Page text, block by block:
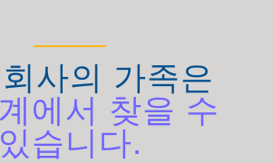
사의 가족은
에서 찾을 수
있습니다.